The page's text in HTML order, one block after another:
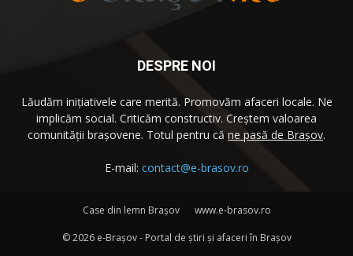
DESPRE NOI
Lăudăm iniţiativele care merită. Promovăm afaceri locale. Ne
implicăm social. Criticăm constructiv. Creştem valoarea
comunităţii brașovene. Totul pentru că ne pasă de Brașov.
E-mail: contact@e-brasov.ro
Case din lemn Braşov www.e-brasov.ro
©2026 e-Brașov - Portal de ştiri şi afaceri în Brașov